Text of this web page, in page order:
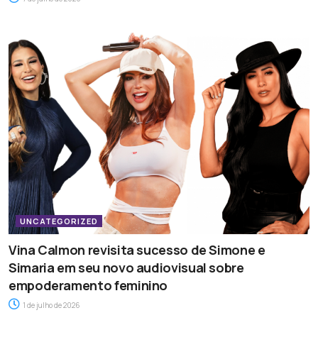
UNCATEGORIZED
Vina Calmon revisita sucesso de Simone e
Simaria em seu novo audiovisual sobre
empoderamento feminino
1 de julho de 2026